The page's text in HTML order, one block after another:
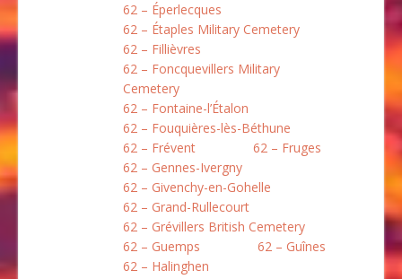
62 – Éperlecques
62 – Étaples Military Cemetery
62 – Fillièvres
62 – Foncquevillers Military
Cemetery
62 – Fontaine-l’Étalon
62 – Fouquières-lès-Béthune
62 – Frévent
62 – Fruges
62 – Gennes-Ivergny
62 – Givenchy-en-Gohelle
62 – Grand-Rullecourt
62 – Grévillers British Cemetery
62 – Guemps
62 – Guînes
62 – Halinghen